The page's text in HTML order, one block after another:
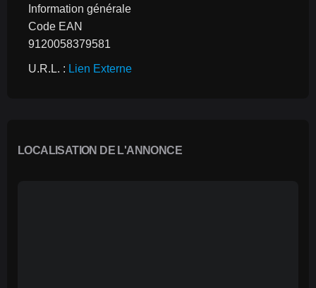
Information générale
Code EAN
9120058379581
U.R.L. : Lien Externe
LOCALISATION DE L'ANNONCE